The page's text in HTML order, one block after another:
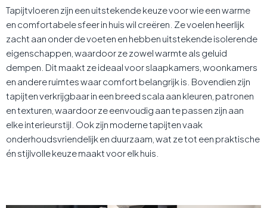
Tapijtvloeren zijn een uitstekende keuze voor wie een warme
en comfortabele sfeer in huis wil creëren. Ze voelen heerlijk
zacht aan onder de voeten en hebben uitstekende isolerende
eigenschappen, waardoor ze zowel warmte als geluid
dempen. Dit maakt ze ideaal voor slaapkamers, woonkamers
en andere ruimtes waar comfort belangrijk is. Bovendien zijn
tapijten verkrijgbaar in een breed scala aan kleuren, patronen
en texturen, waardoor ze eenvoudig aan te passen zijn aan
elke interieurstijl. Ook zijn moderne tapijten vaak
onderhoudsvriendelijk en duurzaam, wat ze tot een praktische
én stijlvolle keuze maakt voor elk huis.